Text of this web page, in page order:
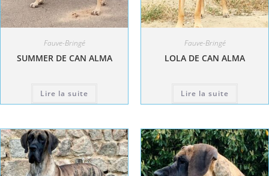
Fauve-Bringé
SUMMER DE CAN ALMA
Lire la suite
Fauve-Bringé
LOLA DE CAN ALMA
Lire la suite